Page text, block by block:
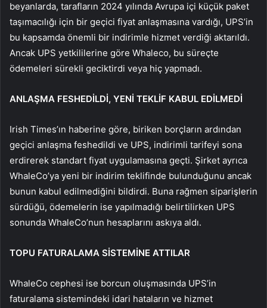
beyanlarda, tarafların 2024 yılında Avrupa içi küçük paket
taşımacılığı için bir geçici fiyat anlaşmasına vardığı, UPS’in
bu kapsamda önemli bir indirimle hizmet verdiği aktarıldı.
Ancak UPS yetkililerine göre Whaleco, bu süreçte
ödemeleri sürekli geciktirdi veya hiç yapmadı.
ANLAŞMA FESHEDİLDİ, YENİ TEKLİF KABUL EDİLMEDİ
Irish Times’ın haberine göre, biriken borçların ardından
geçici anlaşma feshedildi ve UPS, indirimli tarifeyi sona
erdirerek standart fiyat uygulamasına geçti. Şirket ayrıca
WhaleCo’ya yeni bir indirim teklifinde bulunduğunu ancak
bunun kabul edilmediğini bildirdi. Buna rağmen siparişlerin
sürdüğü, ödemelerin ise yapılmadığı belirtilirken UPS
sonunda WhaleCo’nun hesaplarını askıya aldı.
TOPU FATURALAMA SİSTEMİNE ATTILAR
WhaleCo cephesi ise borcun oluşmasında UPS’in
faturalama sistemindeki idari hataların ve hizmet